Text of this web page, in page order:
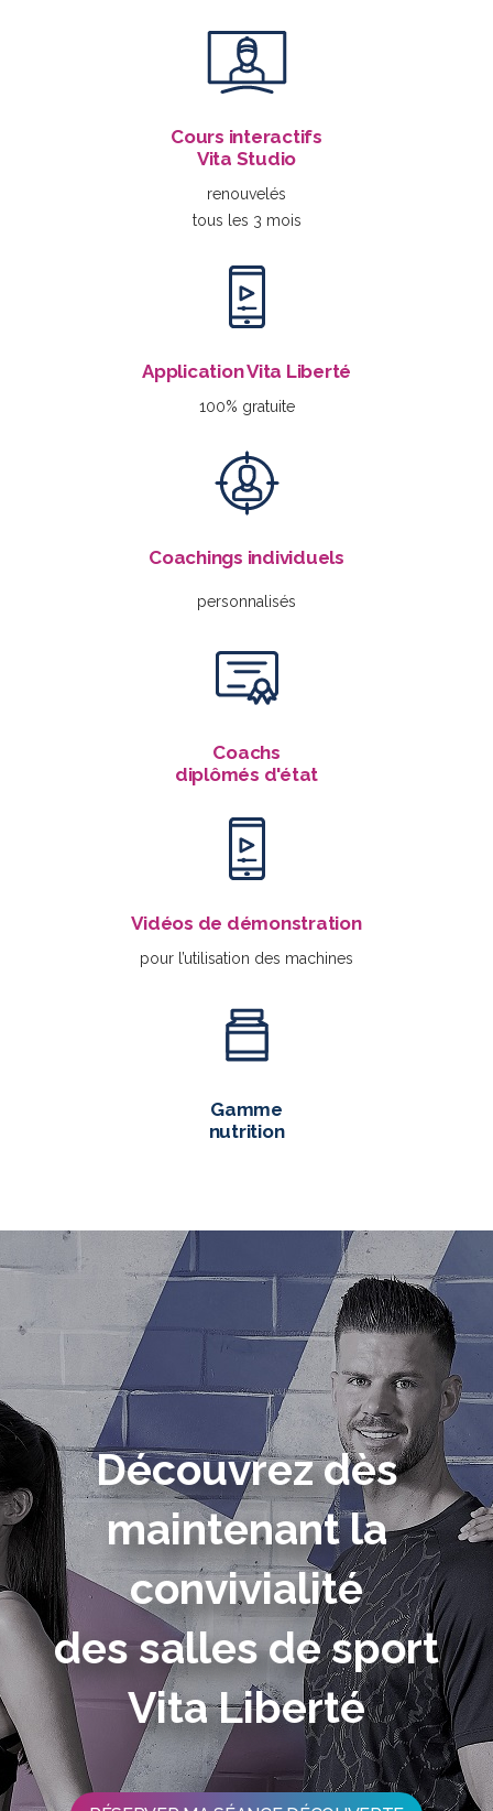
Cours interactifs
Vita Studio
renouvelés
tous les 3 mois
Application Vita Liberté
100% gratuite
Coachings individuels
personnalisés
Coachs
diplômés d'état
Vidéos de démonstration
pour l’utilisation des machines
Gamme
nutrition
Découvrez dès
maintenant la
convivialité
des salles de sport
Vita Liberté